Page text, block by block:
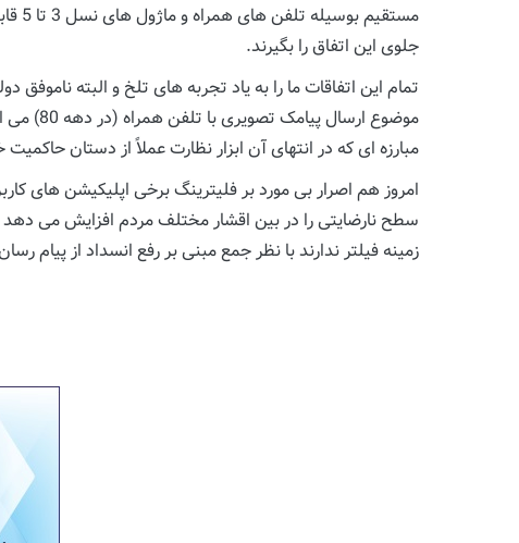
جلوی این اتفاق را بگیرند.
موضوع ارسال پیامک تصویری با تلفن همراه (در دهه 80) می اندازد.
مبارزه ای که در انتهای آن ابزار نظارت عملاً از دستان
امروز هم اصرار بی مورد بر فلیترینگ برخی اپلیکیشن های
سطح نارضایتی را در بین اقشار مختلف مردم افزایش می
زمینه فیلتر ندارند با نظر جمع مبنی بر رفع انسداد از